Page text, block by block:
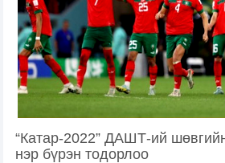
“Катар-2022” ДАШТ-ий
нэр бүрэн тодорлоо